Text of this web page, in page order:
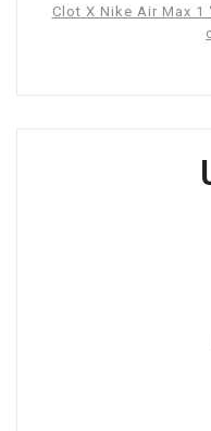
Clot X Nike Air Max